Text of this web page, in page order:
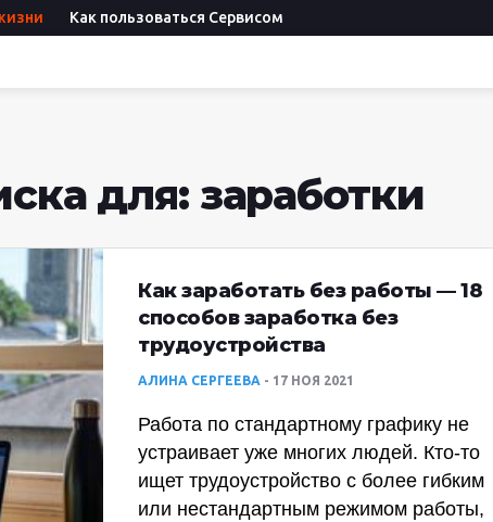
Как пользоваться Сервисом
для: заработки
Как заработать без работы — 18
способов заработка без
трудоустройства
АЛИНА СЕРГЕЕВА 17 НОЯ 2021
Работа по стандартному графику не
устраивает уже многих людей. Кто-то
ищет трудоустройство с более гибким
или нестандартным режимом работы,